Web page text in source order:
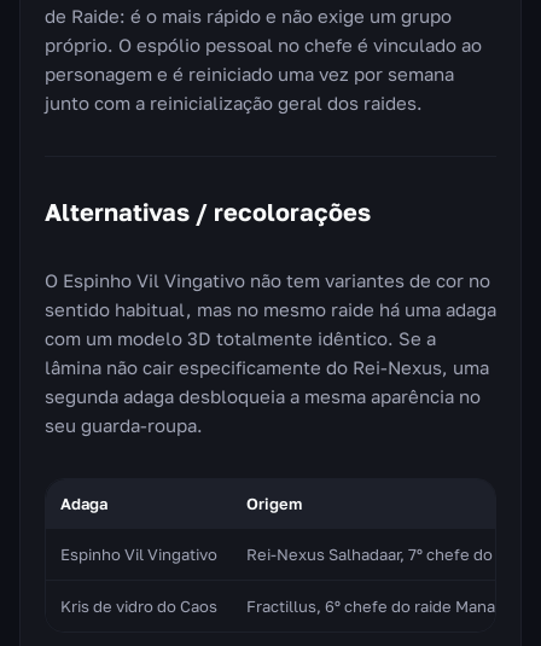
de Raide: é o mais rápido e não exige um grupo
próprio. O espólio pessoal no chefe é vinculado ao
personagem e é reiniciado uma vez por semana
junto com a reinicialização geral dos raides.
Alternativas / recolorações
O Espinho Vil Vingativo não tem variantes de cor no
sentido habitual, mas no mesmo raide há uma adaga
com um modelo 3D totalmente idêntico. Se a
lâmina não cair especificamente do Rei-Nexus, uma
segunda adaga desbloqueia a mesma aparência no
seu guarda-roupa.
Adaga Origem
Espinho Vil Vingativo Rei-Nexus Salhadaar, 7º chefe do
Kris de vidro do Caos Fractillus, 6º chefe do raide Manaforja